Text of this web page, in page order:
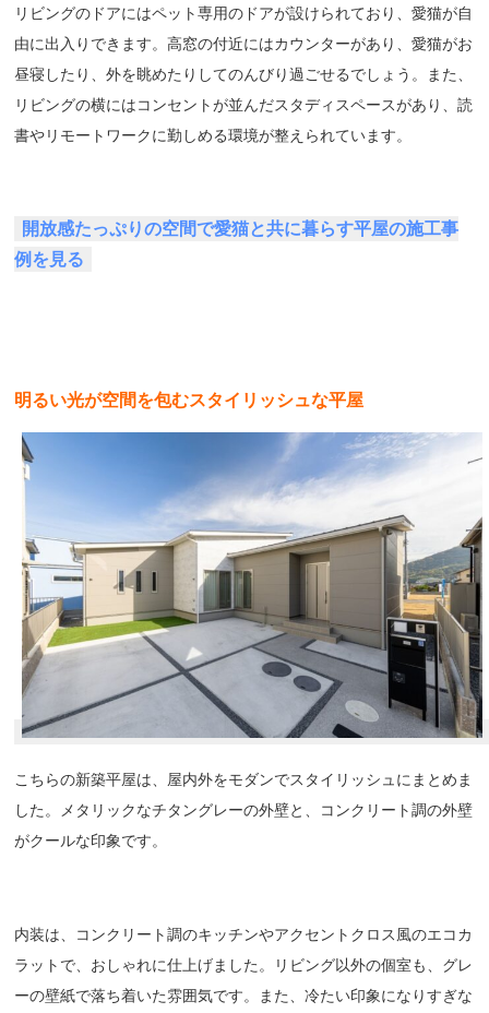
リビングのドアにはペット専用のドアが設けられており、愛猫が自
由に出入りできます。高窓の付近にはカウンターがあり、愛猫がお
昼寝したり、外を眺めたりしてのんびり過ごせるでしょう。また、
リビングの横にはコンセントが並んだスタディスペースがあり、読
書やリモートワークに勤しめる環境が整えられています。
開放感たっぷりの空間で愛猫と共に暮らす平屋の施工事
例を見る
明るい光が空間を包むスタイリッシュな平屋
こちらの新築平屋は、屋内外をモダンでスタイリッシュにまとめま
した。メタリックなチタングレーの外壁と、コンクリート調の外壁
がクールな印象です。
内装は、コンクリート調のキッチンやアクセントクロス風のエコカ
ラットで、おしゃれに仕上げました。リビング以外の個室も、グレ
ーの壁紙で落ち着いた雰囲気です。また、冷たい印象になりすぎな